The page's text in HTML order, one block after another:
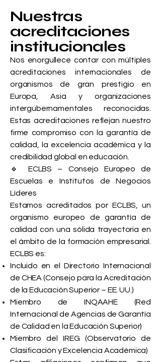
Nuestras
acreditaciones
institucionales
Nos enorgullece contar con múltiples
acreditaciones internacionales de
organismos de gran prestigio en
Europa, Asia y organizaciones
intergubernamentales reconocidas.
Estas acreditaciones reflejan nuestro
firme compromiso con la garantía de
calidad, la excelencia académica y la
credibilidad global en educación.
🔹 ECLBS – Consejo Europeo de
Escuelas e Institutos de Negocios
Líderes
Estamos acreditados por ECLBS, un
organismo europeo de garantía de
calidad con una sólida trayectoria en
el ámbito de la formación empresarial.
ECLBS es:
Incluido en el Directorio Internacional
de CHEA (Consejo para la Acreditación
de la Educación Superior – EE. UU.)
Miembro de INQAAHE (Red
Internacional de Agencias de Garantía
de Calidad en la Educación Superior)
Miembro del IREG (Observatorio de
Clasificación y Excelencia Académica)